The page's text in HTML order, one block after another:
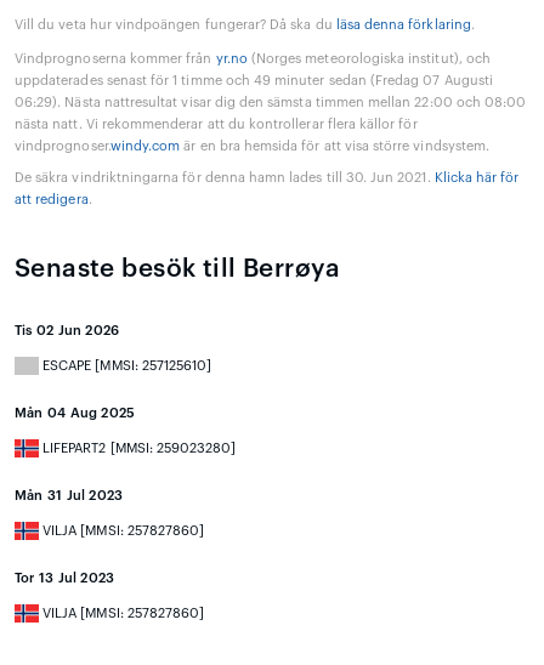
Vill du veta hur vindpoängen fungerar? Då ska du läsa denna förklaring.
Vindprognoserna kommer från yr.no (Norges meteorologiska institut), och
uppdaterades senast för 1 timme och 49 minuter sedan (Fredag 07 Augusti
06:29). Nästa nattresultat visar dig den sämsta timmen mellan 22:00 och 08:00
nästa natt. Vi rekommenderar att du kontrollerar flera källor för
vindprognoser.windy.com är en bra hemsida för att visa större vindsystem.
De säkra vindriktningarna för denna hamn lades till 30. Jun 2021. Klicka här för
att redigera.
Senaste besök till Berrøya
Tis 02 Jun 2026
ESCAPE [MMSI: 257125610]
Mån 04 Aug 2025
LIFEPART2 [MMSI: 259023280]
Mån 31 Jul 2023
VILJA [MMSI: 257827860]
Tor 13 Jul 2023
VILJA [MMSI: 257827860]